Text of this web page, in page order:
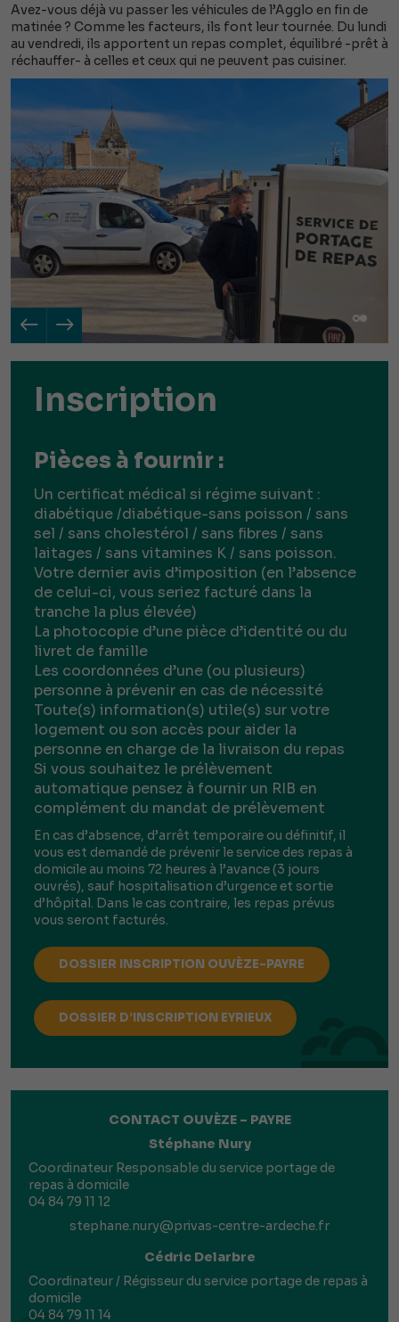
Avez-vous déjà vu passer les véhicules de l’Agglo en fin de
matinée ? Comme les facteurs, ils font leur tournée. Du lundi
au vendredi, ils apportent un repas complet, équilibré -prêt à
réchauffer- à celles et ceux qui ne peuvent pas cuisiner.
Inscription
Pièces à fournir :
Un certificat médical si régime suivant :
diabétique /diabétique-sans poisson / sans
sel / sans cholestérol / sans fibres / sans
laitages / sans vitamines K / sans poisson.
Votre dernier avis d’imposition (en l’absence
de celui-ci, vous seriez facturé dans la
tranche la plus élevée)
La photocopie d’une pièce d’identité ou du
livret de famille
Les coordonnées d’une (ou plusieurs)
personne à prévenir en cas de nécessité
Toute(s) information(s) utile(s) sur votre
logement ou son accès pour aider la
personne en charge de la livraison du repas
Si vous souhaitez le prélèvement
automatique pensez à fournir un RIB en
complément du mandat de prélèvement
En cas d’absence, d’arrêt temporaire ou définitif, il
vous est demandé de prévenir le service des repas à
domicile au moins 72 heures à l’avance (3 jours
ouvrés), sauf hospitalisation d’urgence et sortie
d’hôpital. Dans le cas contraire, les repas prévus
vous seront facturés.
DOSSIER INSCRIPTION OUVÈZE-PAYRE
DOSSIER D’INSCRIPTION EYRIEUX
CONTACT OUVÈZE – PAYRE
Stéphane Nury
Coordinateur Responsable du service portage de
repas à domicile
04 84 79 11 12
stephane.nury@privas-centre-ardeche.fr
Cédric Delarbre
Coordinateur / Régisseur du service portage de repas à
domicile
04 84 79 11 14